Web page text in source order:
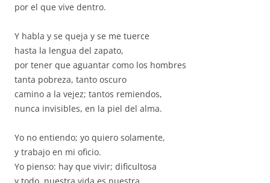
por el que vive dentro.
Y habla y se queja y se me tuerce
hasta la lengua del zapato,
por tener que aguantar como los hombres
tanta pobreza, tanto oscuro
camino a la vejez; tantos remiendos,
nunca invisibles, en la piel del alma.
Yo no entiendo; yo quiero solamente,
y trabajo en mi oficio.
Yo pienso: hay que vivir; dificultosa